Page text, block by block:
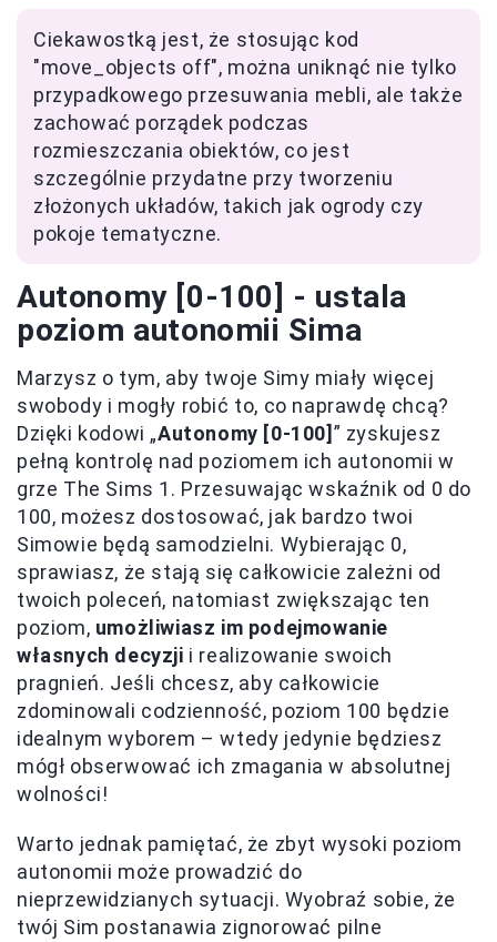
Ciekawostką jest, że stosując kod
"move_objects off", można uniknąć nie tylko
przypadkowego przesuwania mebli, ale także
zachować porządek podczas
rozmieszczania obiektów, co jest
szczególnie przydatne przy tworzeniu
złożonych układów, takich jak ogrody czy
pokoje tematyczne.
Autonomy [0-100] - ustala
poziom autonomii Sima
Marzysz o tym, aby twoje Simy miały więcej
swobody i mogły robić to, co naprawdę chcą?
Dzięki kodowi „Autonomy [0-100] ” zyskujesz
pełną kontrolę nad poziomem ich autonomii w
grze The Sims 1. Przesuwając wskaźnik od 0 do
100, możesz dostosować, jak bardzo twoi
Simowie będą samodzielni. Wybierając 0,
sprawiasz, że stają się całkowicie zależni od
twoich poleceń, natomiast zwiększając ten
poziom, umożliwiasz im podejmowanie
własnych decyzji i realizowanie swoich
pragnień. Jeśli chcesz, aby całkowicie
zdominowali codzienność, poziom 100 będzie
idealnym wyborem – wtedy jedynie będziesz
mógł obserwować ich zmagania w absolutnej
wolności!
Warto jednak pamiętać, że zbyt wysoki poziom
autonomii może prowadzić do
nieprzewidzianych sytuacji. Wyobraź sobie, że
twój Sim postanawia zignorować pilne